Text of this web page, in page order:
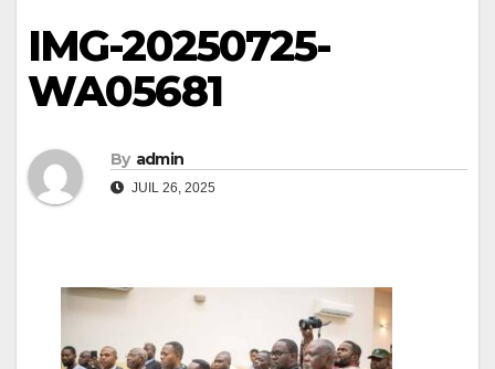
IMG-20250725-
WA05681
By admin
JUIL 26, 2025